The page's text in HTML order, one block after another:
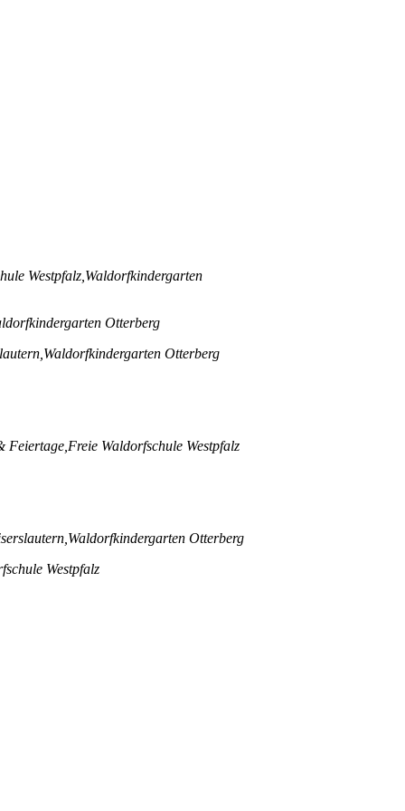
Westpfalz, Waldorfkindergarten
Otterberg
Waldorfkindergarten Otterberg
Feiertage, Freie Waldorfschule Westpfalz
Waldorfkindergarten Otterberg
Westpfalz